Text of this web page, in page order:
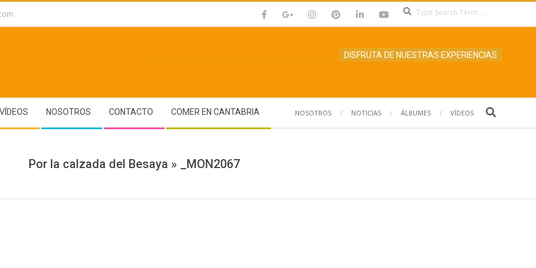
DISFRUTA DE NUESTRAS EXPERIENCIAS
VÍDEOS NOSOTROS CONTACTO COMER EN CANTABRIA NOSOTROS NOTICIAS ÁLBUMES VÍDEOS Search
Por la calzada del Besaya » _MON2067